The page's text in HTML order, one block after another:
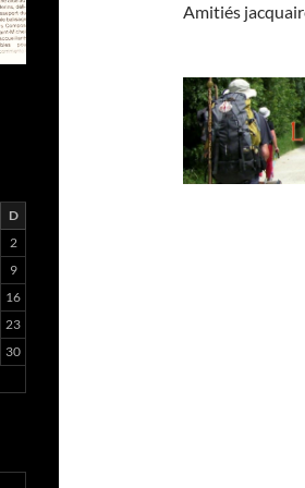
Amitiés
D
2
9
16
23
30